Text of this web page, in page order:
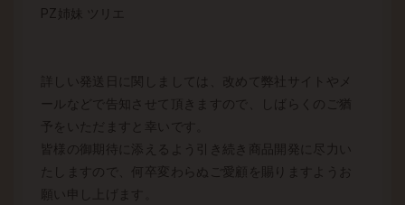
PZ姉妹 ツリエ
詳しい発送日に関しましては、改めて弊社サイトやメ
ールなどで告知させて頂きますので、しばらくのご猶
予をいただますと幸いです。
皆様の御期待に添えるよう引き続き商品開発に尽力い
たしますので、何卒変わらぬご愛顧を賜りますようお
願い申し上げます。